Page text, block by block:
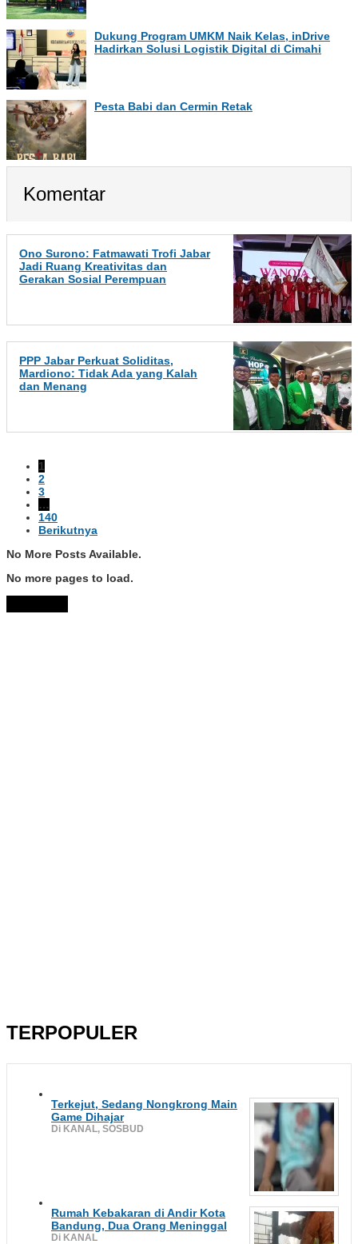
Dukung Program UMKM Naik Kelas, inDrive
Hadirkan Solusi Logistik Digital di Cimahi
Pesta Babi dan Cermin Retak
Komentar
Ono Surono: Fatmawati Trofi Jabar
Jadi Ruang Kreativitas dan
Gerakan Sosial Perempuan
PPP Jabar Perkuat Soliditas,
Mardiono: Tidak Ada yang Kalah
dan Menang
1
2
3
…
140
Berikutnya
No More Posts Available.
No more pages to load.
TERPOPULER
Terkejut, Sedang Nongkrong Main
Game Dihajar
Di KANAL, SOSBUD
Rumah Kebakaran di Andir Kota
Bandung, Dua Orang Meninggal
Di KANAL